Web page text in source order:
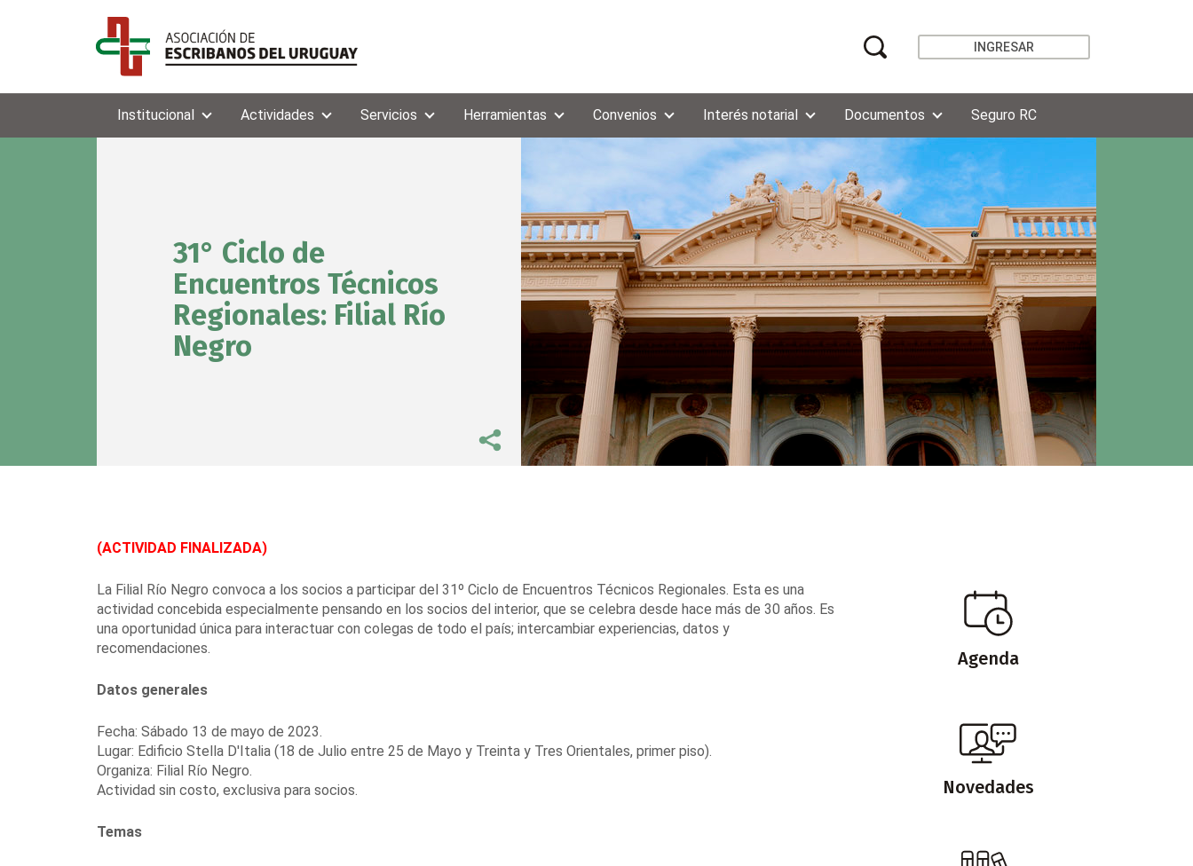
INGRESAR
Institucional Actividades Servicios Herramientas Convenios Interés notarial Documentos Seguro RC
31° Ciclo de
Encuentros Técnicos
Regionales: Filial Río
Negro
(ACTIVIDAD FINALIZADA)
La Filial Río Negro convoca a los socios a participar del 31º Ciclo de Encuentros Técnicos Regionales. Esta es una
actividad concebida especialmente pensando en los socios del interior, que se celebra desde hace más de 30 años. Es
una oportunidad única para interactuar con colegas de todo el país; intercambiar experiencias, datos y
recomendaciones.
Datos generales
Fecha: Sábado 13 de mayo de 2023.
Lugar: Edificio Stella D'Italia (18 de Julio entre 25 de Mayo y Treinta y Tres Orientales, primer piso).
Organiza: Filial Río Negro.
Actividad sin costo, exclusiva para socios.
Temas
Agenda
Novedades